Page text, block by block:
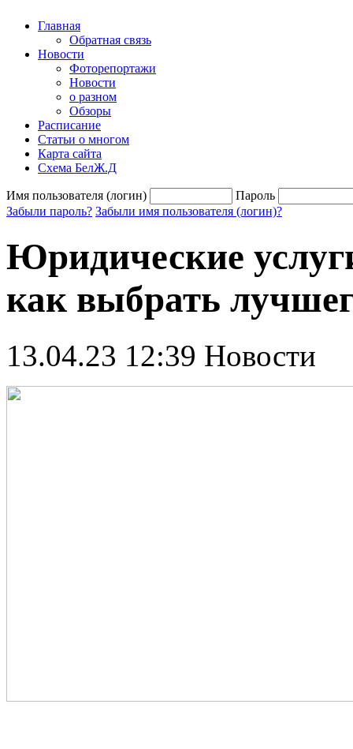
Главная
Обратная связь
Новости
Фоторепортажи
Новости
о разном
Обзоры
Расписание
Статьи о многом
Карта сайта
Схема БелЖ.Д
Имя пользователя (логин)
Пароль
Забыли пароль? Забыли имя пользователя (логин)?
Юридические
как выбрать
13.04.23 12:39 Новости